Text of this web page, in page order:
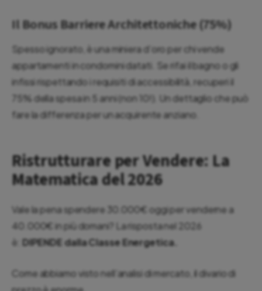
Il Bonus Barriere Architettoniche (75%)
Spesso ignorato, è una miniera d’oro per chi vende
appartamenti in condomini datati. Se rifai il bagno o gli
infissi rispettando i requisiti di accessibilità, recuperi il
75% della spesa in 5 anni (non 10!). Un dettaglio che può
fare la differenza per un acquirente anziano.
Ristrutturare per Vendere: La
Matematica del 2026
Vale la pena spendere 30.000€ oggi per venderne a
40.000€ in più domani? La risposta nel 2026
è: DIPENDE dalla Classe Energetica.
Come abbiamo visto nell’analisi di mercato, il divario di